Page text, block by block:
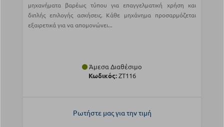
μηχανήματα βαρέως τύπου για επαγγελματική χρήση και
διπλής επιλογής ασκήσεις. Κάθε μηχάνημα προσαρμόζεται
εξαιρετικά για να απομονώνει...
Άμεσα Διαθέσιμο
Κωδικός:ZT116
Ρωτήστε μας για την τιμή